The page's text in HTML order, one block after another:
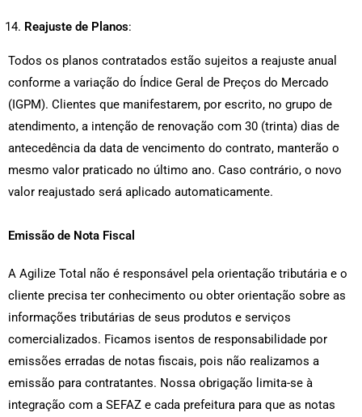
Reajuste de Planos:
Todos os planos contratados estão sujeitos a reajuste anual
conforme a variação do Índice Geral de Preços do Mercado
(IGPM). Clientes que manifestarem, por escrito, no grupo de
atendimento, a intenção de renovação com 30 (trinta) dias de
antecedência da data de vencimento do contrato, manterão o
mesmo valor praticado no último ano. Caso contrário, o novo
valor reajustado será aplicado automaticamente.
Emissão de Nota Fiscal
A Agilize Total não é responsável pela orientação tributária e o
cliente precisa ter conhecimento ou obter orientação sobre as
informações tributárias de seus produtos e serviços
comercializados. Ficamos isentos de responsabilidade por
emissões erradas de notas fiscais, pois não realizamos a
emissão para contratantes. Nossa obrigação limita-se à
integração com a SEFAZ e cada prefeitura para que as notas